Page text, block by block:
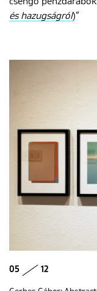
és hazugságról)”
05 12